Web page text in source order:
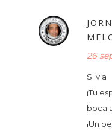
26
Silvia
¡Tu
boca
¡Un